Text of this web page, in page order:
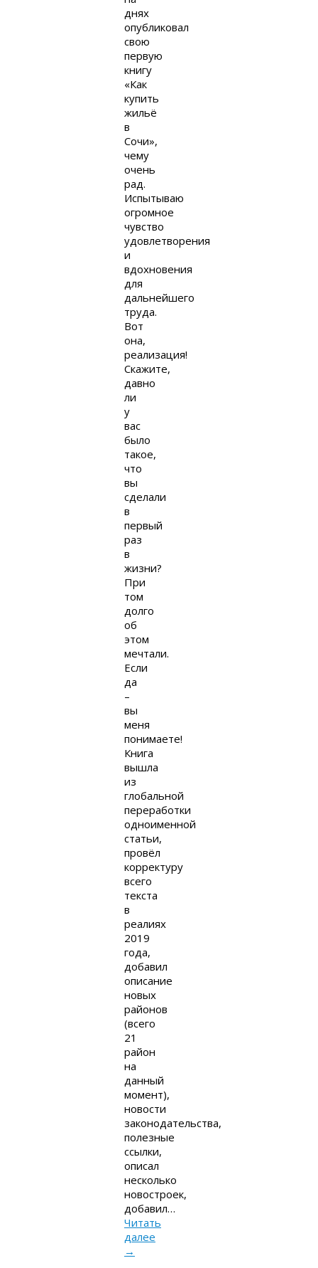
днях
опубликовал
свою
первую
книгу
«Как
купить
жильё
в
Сочи»,
чему
очень
рад.
Испытываю
огромное
чувство
удовлетворения
и
вдохновения
для
дальнейшего
труда.
Вот
она,
реализация!
Скажите,
давно
ли
у
вас
было
такое,
что
вы
сделали
в
первый
раз
в
жизни?
При
том
долго
об
этом
мечтали.
Если
да
–
вы
меня
понимаете!
Книга
вышла
из
глобальной
переработки
одноименной
статьи,
провёл
корректуру
всего
текста
в
реалиях
2019
года,
добавил
описание
новых
районов
(всего
21
район
на
данный
момент),
новости
законодательства,
полезные
ссылки,
описал
несколько
новостроек,
добавил…
Читать
далее
→